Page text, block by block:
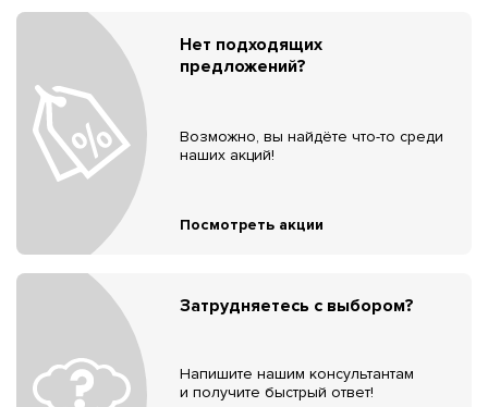
Нет подходящих
предложений?
Возможно, вы найдёте что-то среди
наших акций!
Посмотреть акции
Затрудняетесь с выбором?
Напишите нашим консультантам
и получите быстрый ответ!